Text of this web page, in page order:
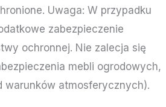
Uwaga: W przypadku
zabezpieczenie
ochronnej. Nie zalecja się
mebli ogrodowych,
warunków atmosferycznych).